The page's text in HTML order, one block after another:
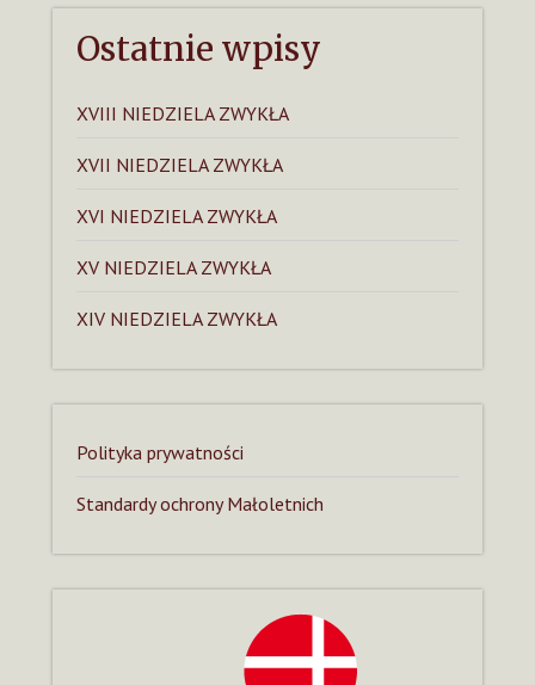
Ostatnie wpisy
XVIII NIEDZIELA ZWYKŁA
XVII NIEDZIELA ZWYKŁA
XVI NIEDZIELA ZWYKŁA
XV NIEDZIELA ZWYKŁA
XIV NIEDZIELA ZWYKŁA
Polityka prywatności
Standardy ochrony Małoletnich